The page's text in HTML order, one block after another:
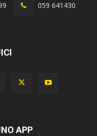
059 641430
APP